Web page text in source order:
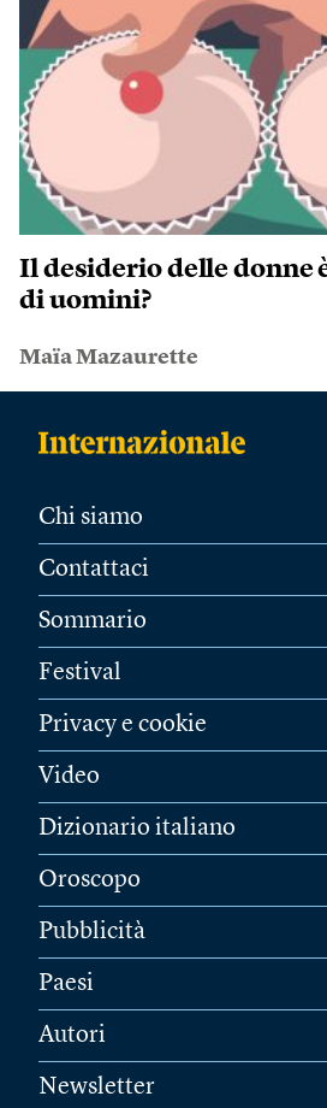
Il desiderio delle donne
di uomini?
Maïa Mazaurette
Chi siamo
Contattaci
Sommario
Festival
Privacy e cookie
Video
Dizionario italiano
Oroscopo
Pubblicità
Paesi
Autori
Newsletter